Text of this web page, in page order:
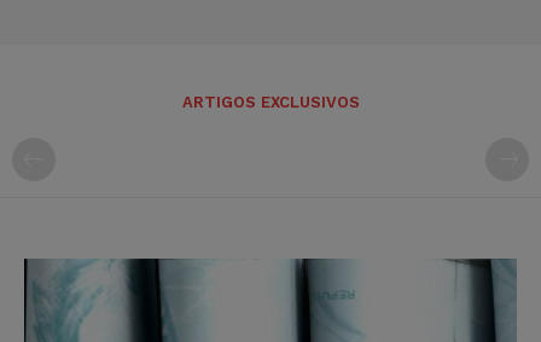
ARTIGOS EXCLUSIVOS